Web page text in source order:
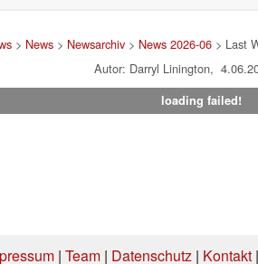
> News> Newsarchiv> News 2026-06> Last
Autor: Darryl Linington,
loading failed!
| Team | Datenschutz | Kontakt |